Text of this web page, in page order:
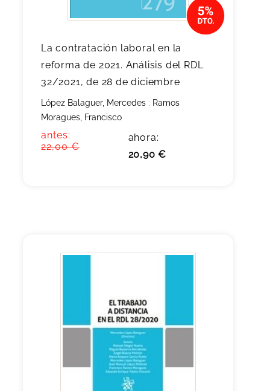
La contratación laboral en la
reforma de 2021. Análisis del RDL
32/2021, de 28 de diciembre
López Balaguer, Mercedes ; Ramos
Moragues, Francisco
antes:
22,00 €
ahora:
20,90 €